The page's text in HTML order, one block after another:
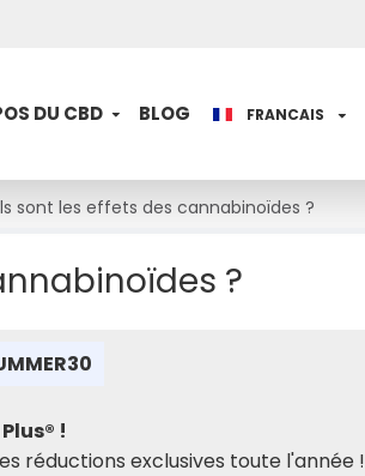
DU CBD BLOG FRANCAIS
sont les effets des cannabinoïdes ?
?
!
réductions exclusives toute l'année !